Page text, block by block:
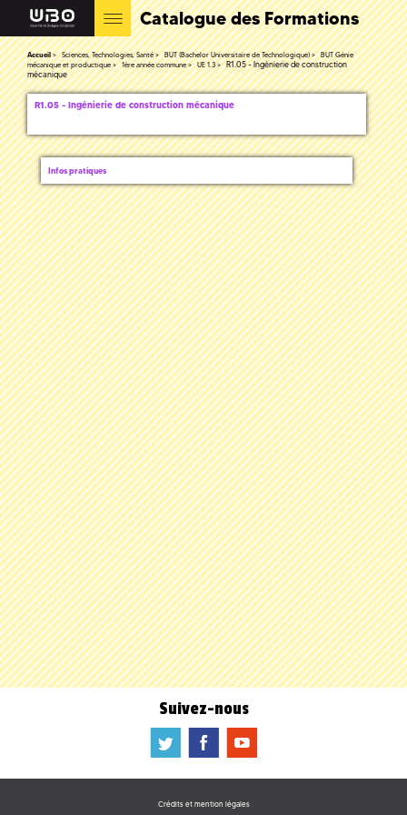
Catalogue des Formations
Accueil Sciences, Technologies, Santé BUT (Bachelor Universitaire de Technologique)
BUT Génie
mécanique et productique
1ère année commune UE 1.3
R1.05 - Ingénierie de construction
mécanique
R1.05 - Ingénierie de construction mécanique
Infos pratiques
Suivez-nous
a b f
Crédits et mention légales